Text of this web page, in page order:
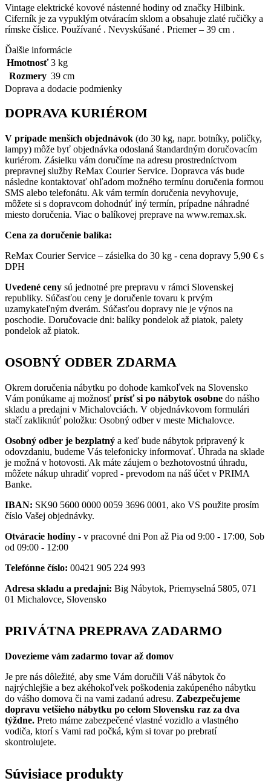
Vintage elektrické kovové nástenné hodiny od značky Hilbink.
Ciferník je za vypuklým otváracím sklom a obsahuje zlaté ručičky a
rímske číslice. Používané . Nevyskúšané . Priemer – 39 cm .
Ďalšie informácie
Hmotnosť 3 kg
Rozmery 39 cm
Doprava a dodacie podmienky
DOPRAVA KURIÉROM
V prípade menších objednávok (do 30 kg, napr. botníky, poličky,
lampy) môže byť objednávka odoslaná štandardným doručovacím
kuriérom. Zásielku vám doručíme na adresu prostredníctvom
prepravnej služby ReMax Courier Service. Dopravca vás bude
následne kontaktovať ohľadom možného termínu doručenia formou
SMS alebo telefonátu. Ak vám termín doručenia nevyhovuje,
môžete si s dopravcom dohodnúť iný termín, prípadne náhradné
miesto doručenia. Viac o balíkovej preprave na www.remax.sk.
Cena za doručenie balíka:
ReMax Courier Service – zásielka do 30 kg - cena dopravy 5,90 € s
DPH
Uvedené ceny sú jednotné pre prepravu v rámci Slovenskej
republiky. Súčasťou ceny je doručenie tovaru k prvým
uzamykateľným dverám. Súčasťou dopravy nie je výnos na
poschodie. Doručovacie dni: balíky pondelok až piatok, palety
pondelok až piatok.
OSOBNÝ ODBER ZDARMA
Okrem doručenia nábytku po dohode kamkoľvek na Slovensko
Vám ponúkame aj možnosť prísť si po nábytok osobne do nášho
skladu a predajni v Michalovciách. V objednávkovom formulári
stačí zakliknúť položku: Osobný odber v meste Michalovce.
Osobný odber je bezplatný a keď bude nábytok pripravený k
odovzdaniu, budeme Vás telefonicky informovať. Úhrada na sklade
je možná v hotovosti. Ak máte záujem o bezhotovostnú úhradu,
môžete nákup uhradiť vopred - prevodom na náš účet v PRIMA
Banke.
IBAN: SK90 5600 0000 0059 3696 0001, ako VS použite prosím
číslo Vašej objednávky.
Otváracie hodiny - v pracovné dni Pon až Pia od 9:00 - 17:00, Sob
od 09:00 - 12:00
Telefónne číslo: 00421 905 224 993
Adresa skladu a predajni: Big Nábytok, Priemyselná 5805, 071
01 Michalovce, Slovensko
PRIVÁTNA PREPRAVA ZADARMO
Dovezieme vám zadarmo tovar až domov
Je pre nás dôležité, aby sme Vám doručili Váš nábytok čo
najrýchlejšie a bez akéhokoľvek poškodenia zakúpeného nábytku
do vášho domova či na vami zadanú adresu. Zabezpečujeme
dopravu vetšieho nábytku po celom Slovensku raz za dva
týždne. Preto máme zabezpečené vlastné vozidlo a vlastného
vodiča, ktorí s Vami rad počká, kým si tovar po prebratí
skontrolujete.
Súvisiace produkty